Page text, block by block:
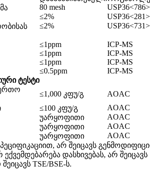
80 mesh
USP36<786>
≤2%
USP36<281>
≤2%
USP36<731>
≤1ppm
ICP-MS
≤1ppm
ICP-MS
≤1ppm
ICP-MS
≤0.5ppm
ICP-MS
ტესტი
≤1,000 კფუ/გ
AOAC
≤100 კფუ/გ
AOAC
უარყოფითი
AOAC
უარყოფითი
AOAC
უარყოფითი
AOAC
არ შეიცავს
დასხივებას, არ შეიცავს
TSE/BSE-ს.